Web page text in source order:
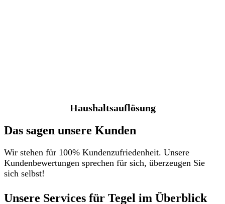
Haushaltsauflösung
Das sagen unsere Kunden
Wir stehen für 100% Kundenzufriedenheit. Unsere
Kundenbewertungen sprechen für sich, überzeugen Sie
sich selbst!
Unsere Services für Tegel im Überblick​